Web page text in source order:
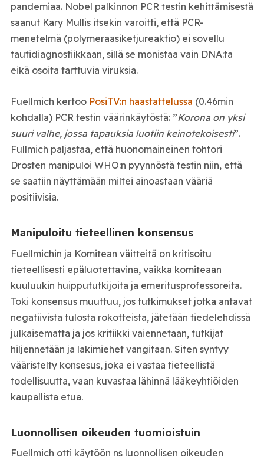
pandemiaa. Nobel palkinnon PCR testin kehittämisestä
saanut Kary Mullis itsekin varoitti, että PCR-
menetelmä (polymeraasiketjureaktio) ei sovellu
tautidiagnostiikkaan, sillä se monistaa vain DNA:ta
eikä osoita tarttuvia viruksia.
Fuellmich kertoo PosiTV:n haastattelussa (0.46min
kohdalla) PCR testin väärinkäytöstä: ”Korona on yksi
suuri valhe, jossa tapauksia luotiin keinotekoisesti”.
Fullmich paljastaa, että huonomaineinen tohtori
Drosten manipuloi WHO:n pyynnöstä testin niin, että
se saatiin näyttämään miltei ainoastaan vääriä
positiivisia.
Manipuloitu tieteellinen konsensus
Fuellmichin ja Komitean väitteitä on kritisoitu
tieteellisesti epäluotettavina, vaikka komiteaan
kuuluukin huippututkijoita ja emeritusprofessoreita.
Toki konsensus muuttuu, jos tutkimukset jotka antavat
negatiivista tulosta rokotteista, jätetään tiedelehdissä
julkaisematta ja jos kritiikki vaiennetaan, tutkijat
hiljennetään ja lakimiehet vangitaan. Siten syntyy
vääristelty konsesus, joka ei vastaa tieteellistä
todellisuutta, vaan kuvastaa lähinnä lääkeyhtiöiden
kaupallista etua.
Luonnollisen oikeuden tuomioistuin
Fuellmich otti käytöön ns luonnollisen oikeuden